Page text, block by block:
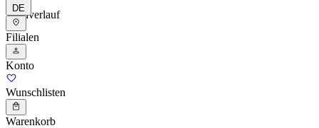
Suchverlauf
DE
Filialen
Konto
Wunschlisten
Warenkorb